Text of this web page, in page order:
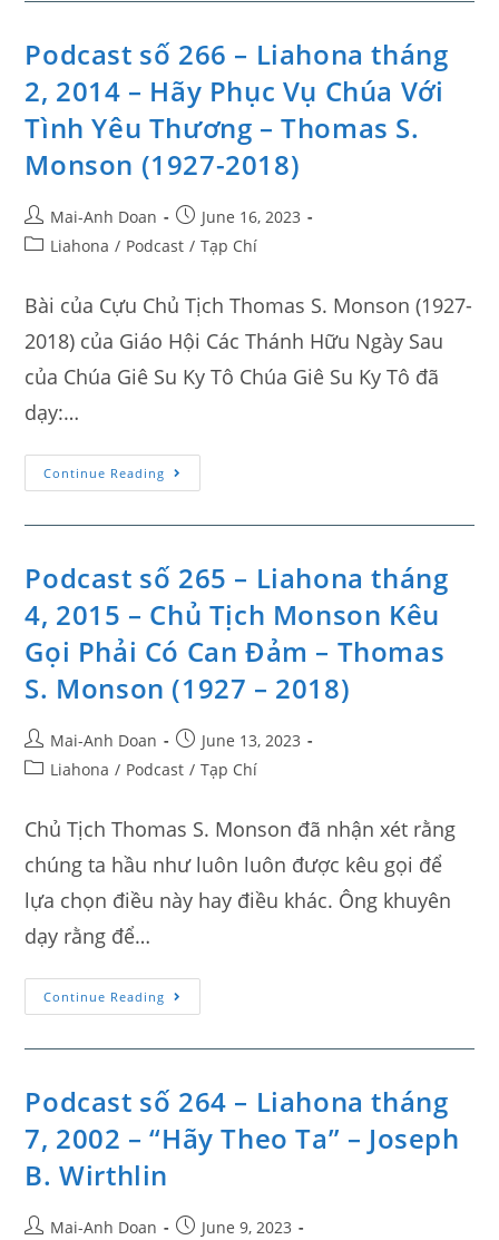
Podcast số 266 – Liahona tháng
2, 2014 – Hãy Phục Vụ Chúa Với
Tình Yêu Thương – Thomas S.
Monson (1927-2018)
Mai-Anh Doan
June 16, 2023
Liahona / Podcast / Tạp Chí
Bài của Cựu Chủ Tịch Thomas S. Monson (1927-
2018) của Giáo Hội Các Thánh Hữu Ngày Sau
của Chúa Giê Su Ky Tô Chúa Giê Su Ky Tô đã
dạy:…
Continue Reading
Podcast số 265 – Liahona tháng
4, 2015 – Chủ Tịch Monson Kêu
Gọi Phải Có Can Đảm – Thomas
S. Monson (1927 – 2018)
Mai-Anh Doan
June 13, 2023
Liahona / Podcast / Tạp Chí
Chủ Tịch Thomas S. Monson đã nhận xét rằng
chúng ta hầu như luôn luôn được kêu gọi để
lựa chọn điều này hay điều khác. Ông khuyên
dạy rằng để…
Continue Reading
Podcast số 264 – Liahona tháng
7, 2002 – “Hãy Theo Ta” – Joseph
B. Wirthlin
Mai-Anh Doan
June 9, 2023